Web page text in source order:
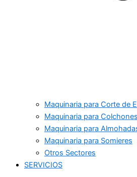
Maquinaria para Corte de
Maquinaria para Colchones
Maquinaria para
Maquinaria para Somieres
Otros Sectores
SERVICIOS